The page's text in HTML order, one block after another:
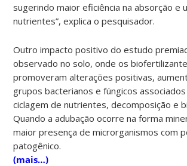
sugerindo maior eficiência na absorção e
nutrientes”, explica o pesquisador.
Outro impacto positivo do estudo
observado no solo, onde os
promoveram alterações positivas,
grupos bacterianos e fúngicos associados
ciclagem de nutrientes, decomposição e
Quando a adubação ocorre na forma
maior presença de microrganismos com
patogênico.
(mais…)